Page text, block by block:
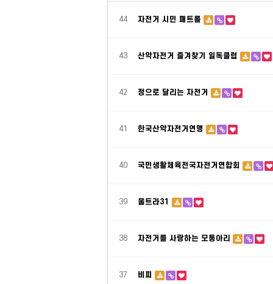
44 자전거 시민 패트롤
43 산악자전거 즐겨찾기 일독클럽
42 정으로 달리는 자전거
41 한국산악자전거연맹
40 국민생활체육전국자전거연합회
39 울트라31
38 자전거를 사랑하는 모퉁아리
37 비피